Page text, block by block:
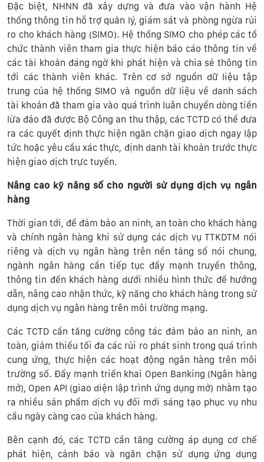
Đặc biệt, NHNN đã xây dựng và đưa vào vận hành Hệ
thống thông tin hỗ trợ quản lý, giám sát và phòng ngừa rủi
ro cho khách hàng (SIMO). Hệ thống SIMO cho phép các tổ
chức thành viên tham gia thực hiện báo cáo thông tin về
các tài khoản đáng ngờ khi phát hiện và chia sẻ thông tin
tới các thành viên khác. Trên cơ sở nguồn dữ liệu tập
trung của hệ thống SIMO và nguồn dữ liệu về danh sách
tài khoản đã tham gia vào quá trình luân chuyển dòng tiền
lừa đảo đã được Bộ Công an thu thập, các TCTD có thể đưa
ra các quyết định thực hiện ngăn chặn giao dịch ngay lập
tức hoặc yêu cầu xác thực, định danh tài khoản trước thực
hiện giao dịch trực tuyến.
Nâng cao kỹ năng số cho người sử dụng dịch vụ ngân
hàng
Thời gian tới, để đảm bảo an ninh, an toàn cho khách hàng
và chính ngân hàng khi sử dụng các dịch vụ TTKDTM nói
riêng và dịch vụ ngân hàng trên nền tảng số nói chung,
ngành ngân hàng cần tiếp tục đẩy mạnh truyền thông,
thông tin đến khách hàng dưới nhiều hình thức để hướng
dẫn, nâng cao nhận thức, kỹ năng cho khách hàng trong sử
dụng dịch vụ ngân hàng trên môi trường mạng.
Các TCTD cần tăng cường công tác đảm bảo an ninh, an
toàn, giảm thiểu tối đa các rủi ro phát sinh trong quá trình
cung ứng, thực hiện các hoạt động ngân hàng trên môi
trường số. Đẩy mạnh triển khai Open Banking (Ngân hàng
mở), Open API (giao diện lập trình ứng dụng mở) nhằm tạo
ra nhiều sản phẩm dịch vụ đổi mới sáng tạo phục vụ nhu
cầu ngày càng cao của khách hàng.
Bên cạnh đó, các TCTD cần tăng cường áp dụng cơ chế
phát hiện, cảnh báo và ngăn chặn sử dụng ứng dụng